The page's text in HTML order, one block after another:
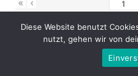
« ‹
: Donnerstag
: 05.11. – 07.02.21,
Diese Website benutzt
nutzt, gehen wir von